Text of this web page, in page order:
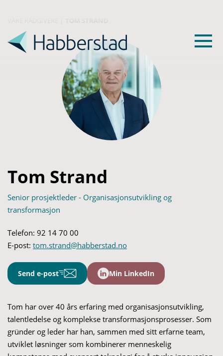
Tom Strand
Senior prosjektleder - Organisasjonsutvikling og
transformasjon
Telefon: 92 14 70 00
E-post: tom.strand@habberstad.no
Send e-post Min LinkedIn
Tom har over 40 års erfaring med organisasjonsutvikling,
talentledelse og komplekse transformasjonsprosesser. Som
gründer og leder har han, sammen med sitt erfarne team,
utviklet løsninger som kombinerer menneskelig